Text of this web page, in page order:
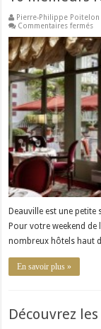
Pierre-Philippe Poitelon
Commentaires ferméssur
de
Deauville est une
Pour votre weekend de
nombreux hôtels haut
En savoir plus »
Découvrez